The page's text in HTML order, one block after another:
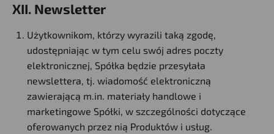
XII. Newsletter
Użytkownikom, którzy wyrazili taką zgodę,
udostępniając w tym celu swój adres poczty
elektronicznej, Spółka będzie przesyłała
newslettera, tj. wiadomość elektroniczną
zawierającą m.in. materiały handlowe i
marketingowe Spółki, w szczególności dotyczące
oferowanych przez nią Produktów i usług.